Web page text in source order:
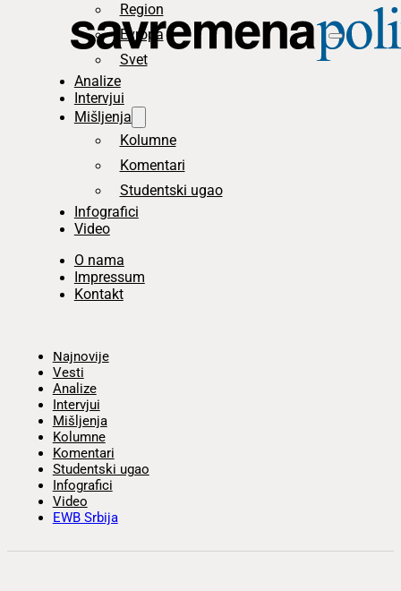
Region
Evropa
Svet
Analize
Intervjui
Mišljenja
Kolumne
Komentari
Studentski ugao
Infografici
Video
O nama
Impressum
Kontakt
Najnovije
Vesti
Analize
Intervjui
Mišljenja
Kolumne
Komentari
Studentski ugao
Infografici
Video
EWB Srbija